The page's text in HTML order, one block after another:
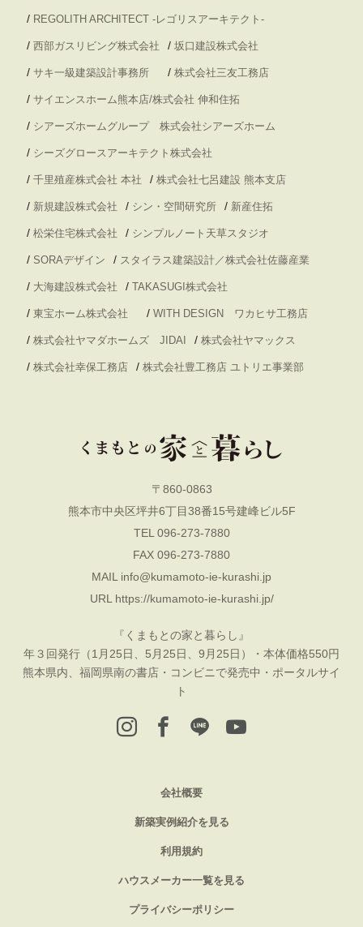
/ REGOLITH ARCHITECT -レゴリスアーキテクト-
/ 西部ガスリビング株式会社 / 坂口建設株式会社
/ サキ一級建築設計事務所 / 株式会社三友工務店
/ サイエンスホーム熊本店/株式会社 伸和住拓
/ シアーズホームグループ 株式会社シアーズホーム
/ シーズグロースアーキテクト株式会社
/ 千里殖産株式会社 本社 / 株式会社七呂建設 熊本支店
/ 新規建設株式会社 / シン・空間研究所 / 新産住拓
/ 松栄住宅株式会社 / シンプルノート天草スタジオ
/ SORAデザイン / スタイラス建築設計／株式会社佐藤産業
/ 大海建設株式会社 / TAKASUGI株式会社
/ 東宝ホーム株式会社 / WITH DESIGN ワカヒサ工務店
/ 株式会社ヤマダホームズ JIDAI / 株式会社ヤマックス
/ 株式会社幸保工務店 / 株式会社豊工務店 ユトリエ事業部
〒860-0863
熊本市中央区坪井6丁目38番15号建峰ビル5F
TEL 096-273-7880
FAX 096-273-7880
MAIL info@kumamoto-ie-kurashi.jp
URL https://kumamoto-ie-kurashi.jp/
『くまもとの家と暮らし』
年３回発行（1月25日、5月25日、9月25日）・本体価格550円
熊本県内、福岡県南の書店・コンビニで発売中・ポータルサイ
ト
会社概要
新築実例紹介を見る
利用規約
ハウスメーカー一覧を見る
プライバシーポリシー